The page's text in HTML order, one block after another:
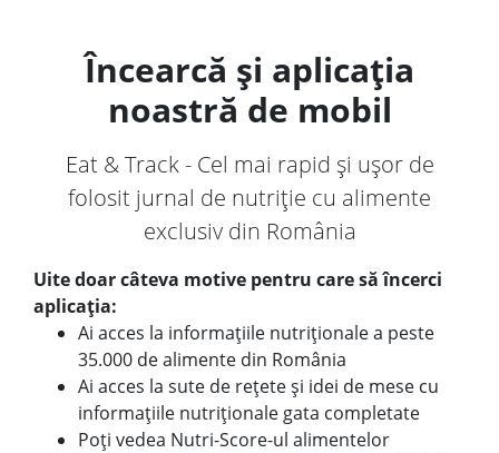
Încearcă și aplicația
noastră de mobil
Eat & Track - Cel mai rapid și ușor de
folosit jurnal de nutriție cu alimente
exclusiv din România
Uite doar câteva motive pentru care să încerci
aplicația:
Ai acces la informațiile nutriționale a peste
35.000 de alimente din România
Ai acces la sute de rețete și idei de mese cu
informațiile nutriționale gata completate
Poți vedea Nutri-Score-ul alimentelor